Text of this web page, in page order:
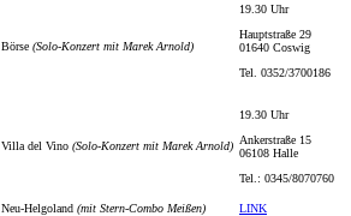
Börse (Solo-Konzert mit Marek Arnold)
19.30 Uhr
Hauptstraße 29
01640 Coswig
Tel. 0352/3700186
Villa del Vino (Solo-Konzert mit Marek Arnold)
19.30 Uhr
Ankerstraße 15
06108 Halle
Tel.: 0345/8070760
Neu-Helgoland (mit Stern-Combo Meißen)
LINK